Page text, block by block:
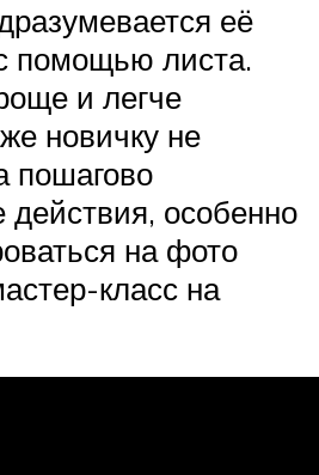
её
помощью листа.
и легче
новичку не
пошагово
действия, особенно
на фото
класс на